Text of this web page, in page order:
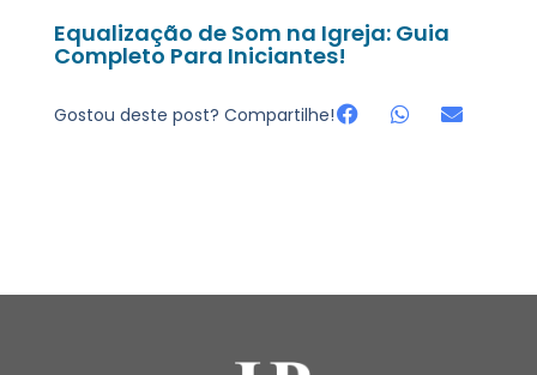
Equalização de Som na Igreja: Guia
Completo Para Iniciantes!
Gostou deste post? Compartilhe!